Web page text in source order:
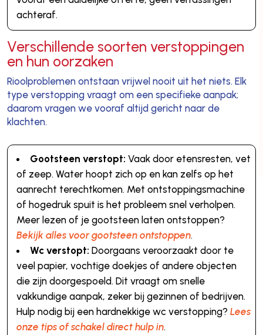
achteraf.
Verschillende soorten verstoppingen
en hun oorzaken
Rioolproblemen ontstaan vrijwel nooit uit het niets. Elk
type verstopping vraagt om een specifieke aanpak;
daarom vragen we vooraf altijd gericht naar de
klachten.
Gootsteen verstopt: Vaak door etensresten, vet
of zeep. Water hoopt zich op en kan zelfs op het
aanrecht terechtkomen. Met ontstoppingsmachine
of hogedruk spuit is het probleem snel verholpen.
Meer lezen of je gootsteen laten ontstoppen?
Bekijk alles voor gootsteen ontstoppen.
Wc verstopt: Doorgaans veroorzaakt door te
veel papier, vochtige doekjes of andere objecten
die zijn doorgespoeld. Dit vraagt om snelle
vakkundige aanpak, zeker bij gezinnen of bedrijven.
Hulp nodig bij een hardnekkige wc verstopping? Lees
onze tips of schakel direct hulp in.